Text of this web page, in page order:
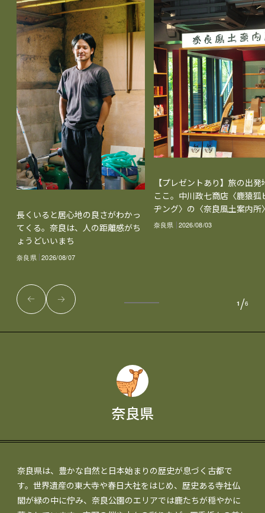
奈良県
奈良県は、豊かな自然と日本始まりの歴史が息づく古都で
す。世界遺産の東大寺や春日大社をはじめ、歴史ある寺社仏
閣が緑の中に佇み、奈良公園のエリアでは鹿たちが穏やかに
長くいると居心地の良さがわかっ
てくる。奈良は、人の距離感がち
ょうどいいまち
奈良県 2026/08/07
【プレゼントあり】旅の出発
ここ。中川政七商店〈鹿猿狐
ヂング〉の〈奈良風土案内所
奈良県 2026/08/03
1 /6